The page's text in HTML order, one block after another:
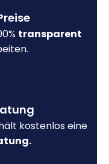
transparent
kostenlos eine